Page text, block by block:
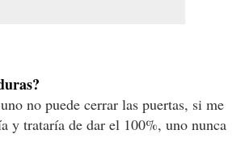
no puede cerrar las puertas, si me
y trataría de dar el 100%, uno nunca